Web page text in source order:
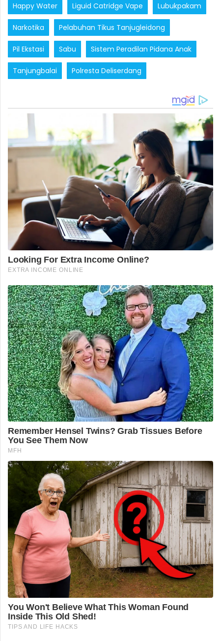
Happy Water Liguid Catridge Vape Lubukpakam
Narkotika Pelabuhan Tikus Tanjugleidong
Pil Ekstasi Sabu Sistem Peradilan Pidana Anak
Tanjungbalai Polresta Deliserdang